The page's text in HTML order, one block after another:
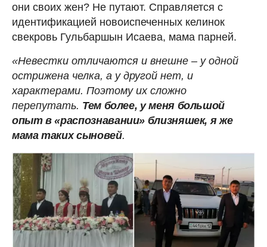
они своих жен? Не путают. Справляется с
идентификацией новоиспеченных келинок
свекровь Гульбаршын Исаева, мама парней.
«Невестки отличаются и внешне – у одной
острижена челка, а у другой нет, и
характерами. Поэтому их сложно
перепутать. Тем более, у меня большой
опыт в «распознавании» близняшек, я же
мама таких сыновей.